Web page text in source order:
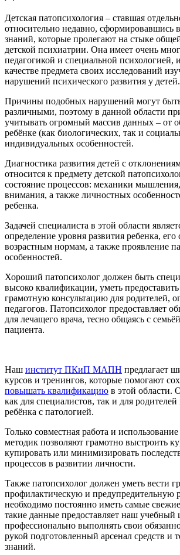
Детская патопсихология – ставшая
относительно недавно, сформировавшись в
знаний, которые пролегают на стыке
детской психиатрии. Она имеет очень
педагогикой и специальной психологией,
качестве предмета своих исследований
нарушений психического развития у детей.
Причины подобных нарушений могут
различными, поэтому в данной области
учитывать огромный массив данных – от
ребёнке (как биологических, так и
индивидуальных особенностей.
Диагностика развития детей с
относится к предмету детской
состояние процессов: механики
внимания, а также личностных
ребенка.
Задачей специалиста в этой области
определение уровня развития ребенка, его
возрастным нормам, а также проявление
особенностей.
Хороший патопсихолог должен быть
высоко квалификации, уметь
грамотную консультацию для родителей,
педагогов. Патопсихолог предоставляет
для лечащего врача, тесно общаясь с
пациента.
Наш институт ПКиП МАПН предлагает
курсов и тренингов, которые помогают
повышать квалификацию в этой области.
как для специалистов, так и для
ребёнка с патологией.
Только совместная работа и
методик позволяют грамотно выстроить
купировать или минимизировать
процессов в развитии личности.
Также патопсихолог должен уметь вести
профилактическую и предупредительную
необходимо постоянно иметь самые
такие данные предоставляет наш учебный
профессионально выполнять свои
рукой подготовленный арсенал средств и
знаний.